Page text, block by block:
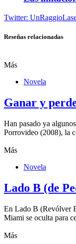
Twitter:
Reseñas relacionadas
Más
Novela
Ganar y
Han pasado ya
Porrovideo (2008), la
Más
Novela
Lado B (de
En Lado B (Revólver
Miami se oculta para
Más